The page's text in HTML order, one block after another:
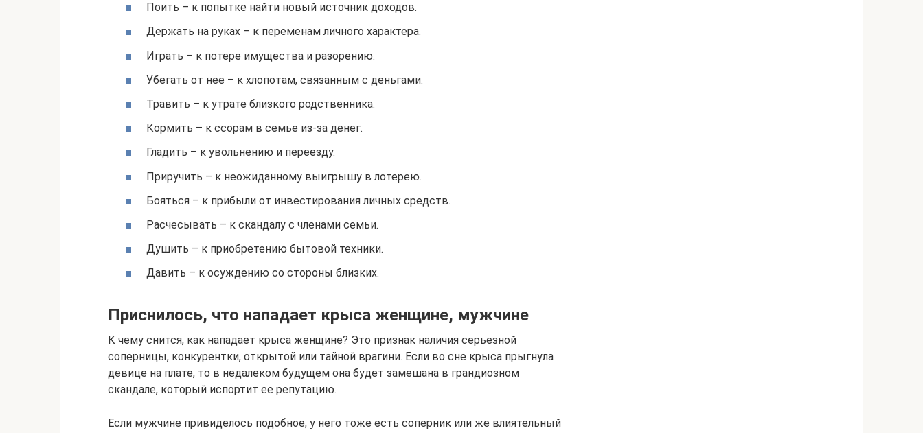
Поить – к попытке найти новый источник доходов.
Держать на руках – к переменам личного характера.
Играть – к потере имущества и разорению.
Убегать от нее – к хлопотам, связанным с деньгами.
Травить – к утрате близкого родственника.
Кормить – к ссорам в семье из-за денег.
Гладить – к увольнению и переезду.
Приручить – к неожиданному выигрышу в лотерею.
Бояться – к прибыли от инвестирования личных средств.
Расчесывать – к скандалу с членами семьи.
Душить – к приобретению бытовой техники.
Давить – к осуждению со стороны близких.
Приснилось, что нападает крыса женщине, мужчине
К чему снится, как нападает крыса женщине? Это признак наличия серьезной
соперницы, конкурентки, открытой или тайной врагини. Если во сне крыса прыгнула
девице на плате, то в недалеком будущем она будет замешана в грандиозном
скандале, который испортит ее репутацию.
Если мужчине привиделось подобное, у него тоже есть соперник или же влиятельный